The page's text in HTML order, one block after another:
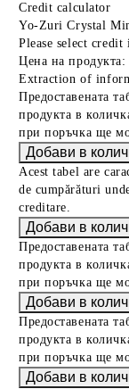
Credit calculator
Yo-Zuri Crystal
Please select
Цена на продукта:
Extraction of
Предоставената
продукта в
при поръчка ще
Acest tabel are
de cumpărături
creditare.
Предоставената
продукта в
при поръчка ще
Предоставената
продукта в
при поръчка ще